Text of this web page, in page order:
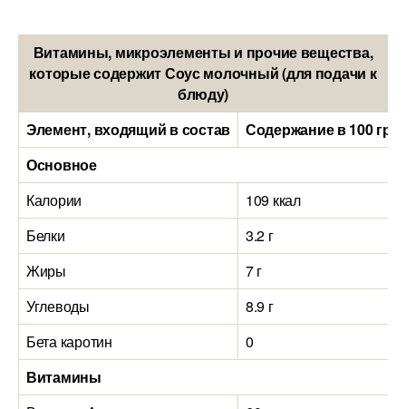
Витамины, микроэлементы и прочие вещества,
которые содержит Соус молочный (для подачи к
блюду)
Элемент, входящий в состав
Содержание в 100
Основное
Калории
109 ккал
Белки
3.2 г
Жиры
7 г
Углеводы
8.9 г
Бета каротин
0
Витамины